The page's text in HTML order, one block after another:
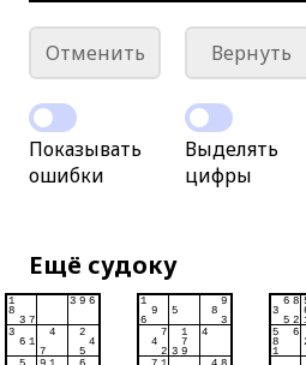
Отменить Вернуть
Показывать
ошибки
Выделять
цифры
Ещё судоку